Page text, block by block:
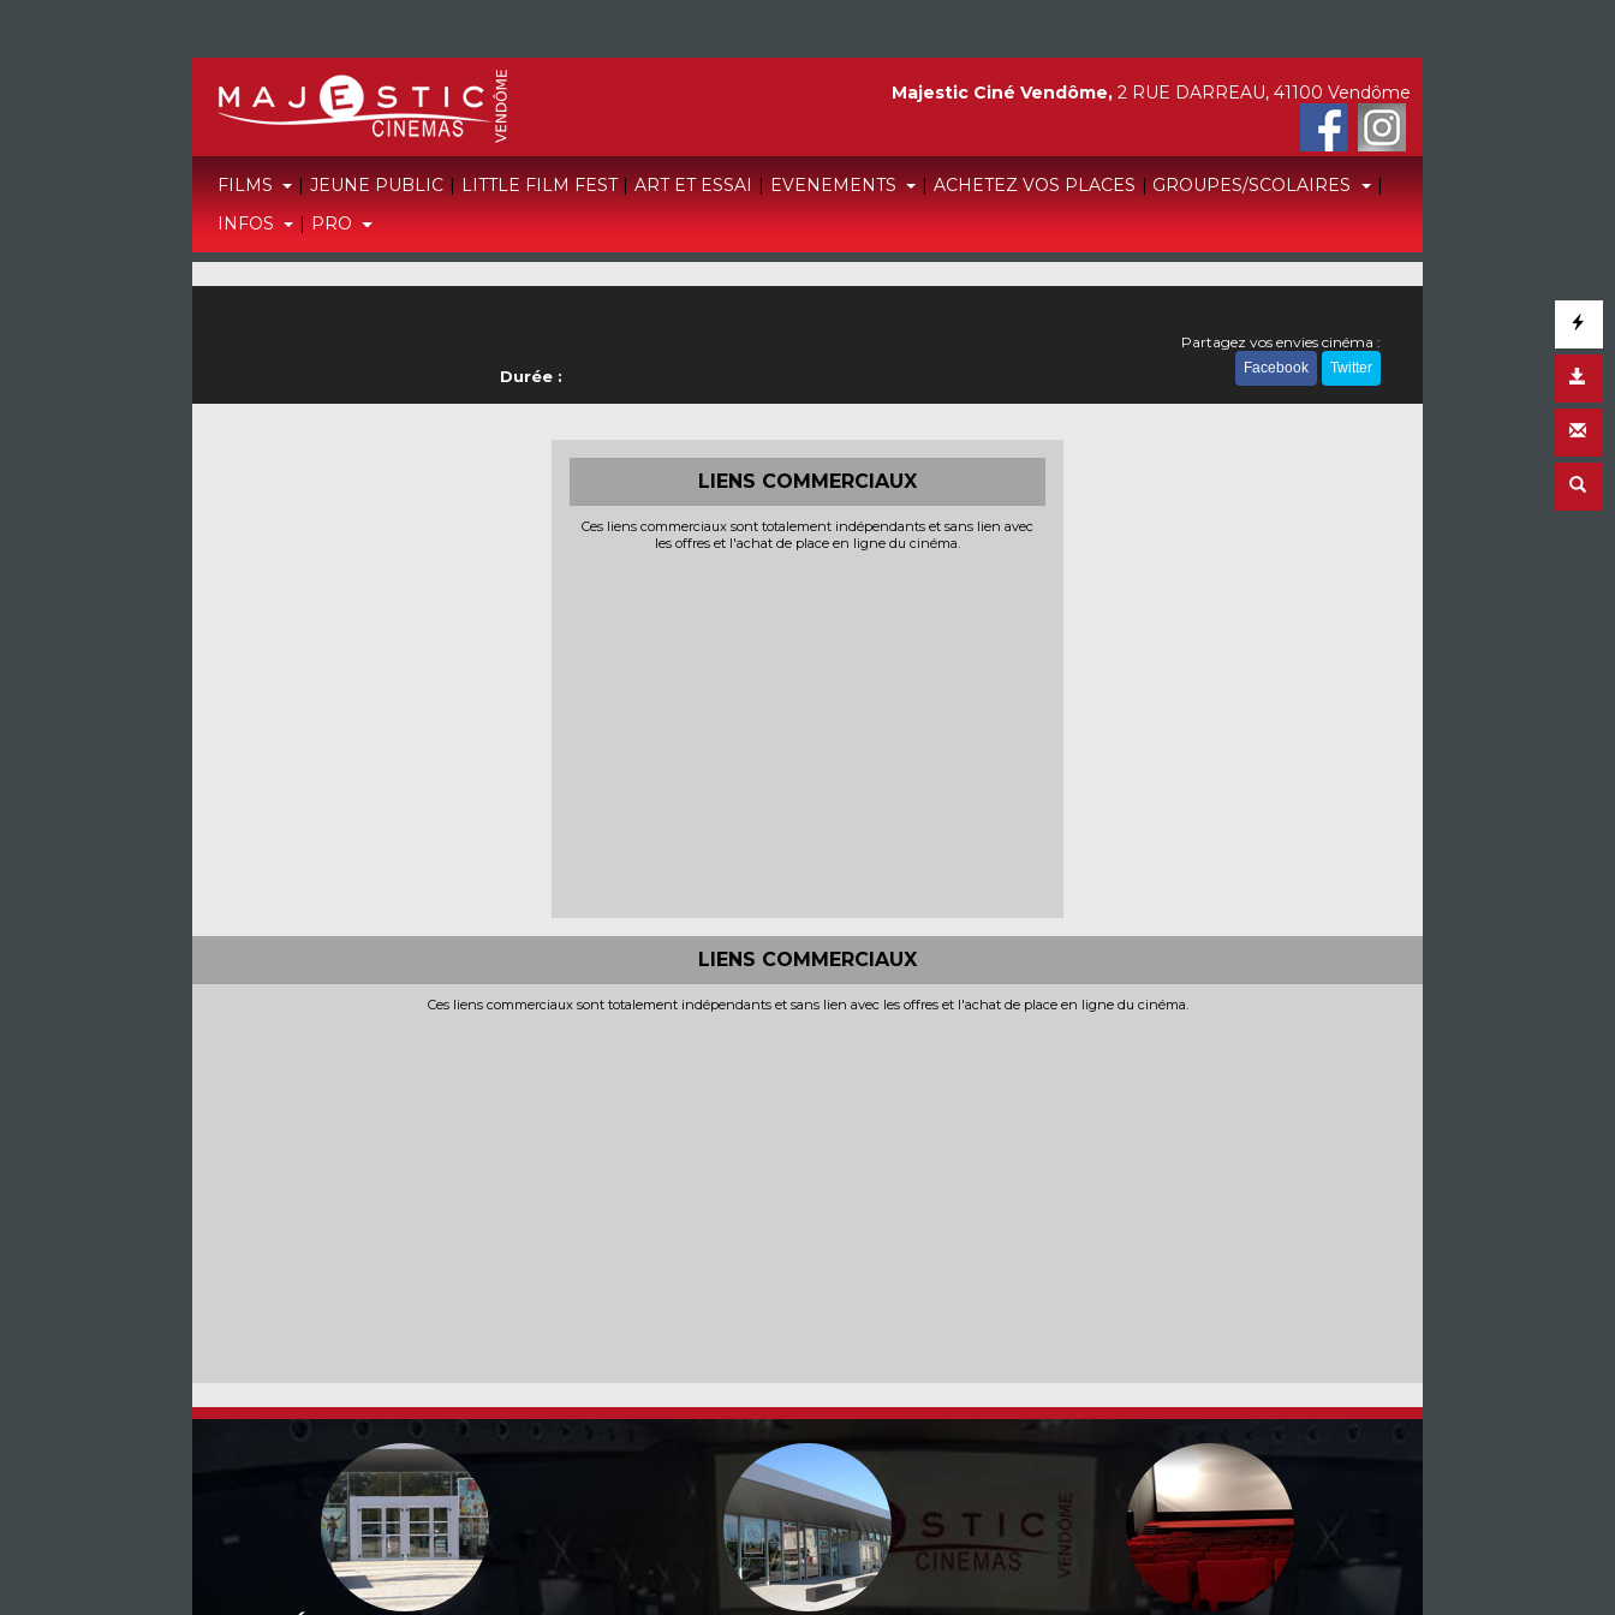
FILMS | JEUNE PUBLIC | LITTLE FILM FEST | ART ET ESSAI | EVENEMENTS | ACHETEZ VOS PLACES | GROUPES/SCOLAIRES
|
INFOS
| PRO
Majestic Ciné Vendôme, 2 RUE DARREAU, 41100 Vendôme
Durée :
Partagez vos envies cinéma :
Facebook Twitter
LIENS COMMERCIAUX
Ces liens commerciaux sont totalement indépendants et sans lien avec
les offres et l'achat de place en ligne du cinéma.
LIENS COMMERCIAUX
Ces liens commerciaux sont totalement indépendants et sans lien avec les offres et l'achat de place en ligne du cinéma.